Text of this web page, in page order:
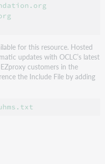
for this resource. Hosted
updates with OCLC’s latest
customers in the
the Include File by adding